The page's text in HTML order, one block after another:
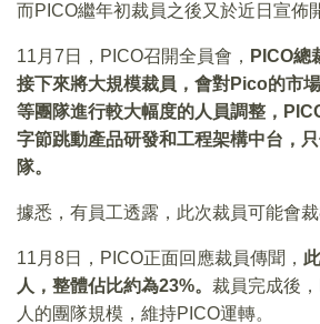
而PICO繼年初裁員之後又於近日宣佈
11月7日，PICO召開全員會， PICO總
接下來將大規模裁員，會對Pico的市
等團隊進行較大幅度的人員調整，
字節跳動產品研發和工程架構中台，
隊。
據悉，有員工透露，此次裁員可能會裁
11月8日，PICO正面回應裁員傳聞，
人，整體佔比約為23%。 裁員完成後
人的團隊規模，維持PICO運轉。